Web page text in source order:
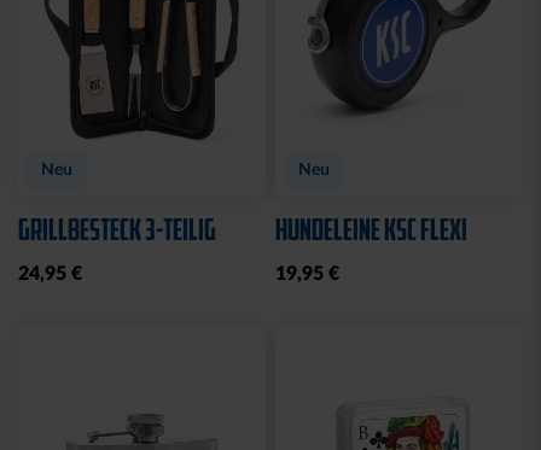
Neu
GRILLBESTECK 3-TEILIG
24,95 €
Neu
HUNDELEINE KSC FLEXI
19,95 €